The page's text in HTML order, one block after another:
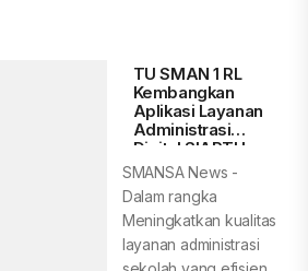
TU SMAN 1 RL
Kembangkan
Aplikasi Layanan
Administrasi
Digital SIAPTU-
SMANSA
SMANSA News -
Dalam rangka
Meningkatkan kualitas
layanan administrasi